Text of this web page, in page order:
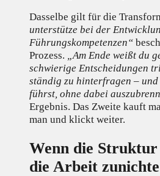
Dasselbe gilt für die
unterstütze bei der
Führungskompetenzen“
Prozess. „Am Ende weißt du
schwierige Entscheidungen
ständig zu hinterfragen – und
führst, ohne dabei
Ergebnis. Das Zweite kauft
man und klickt weiter.
Wenn die Struktur
die Arbeit